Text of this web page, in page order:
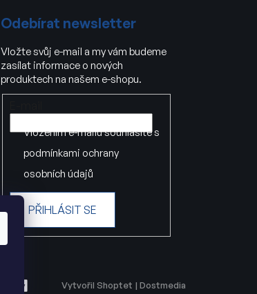
Odebírat newsletter
Vložte svůj e-mail a my vám budeme
zasílat informace o nových
produktech na našem e-shopu.
Vložením e-mailu souhlasíte s
podmínkami ochrany
osobních údajů
PŘIHLÁSIT SE
Vytvořil Shoptet | Dostmedia